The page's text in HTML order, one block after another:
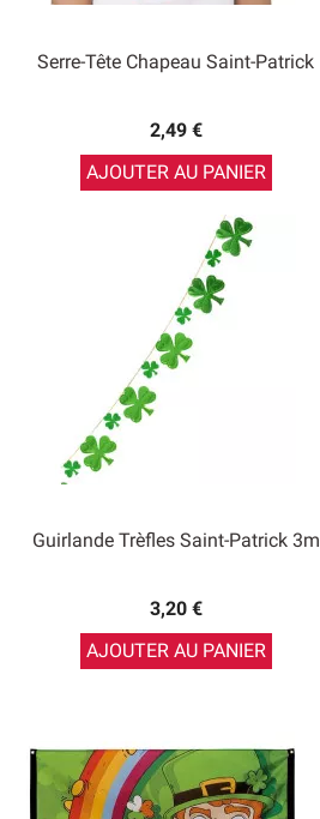
Serre-Tête Chapeau Saint-Patrick
2,49 €
AJOUTER AU PANIER
Guirlande Trèfles Saint-Patrick 3m
3,20 €
AJOUTER AU PANIER